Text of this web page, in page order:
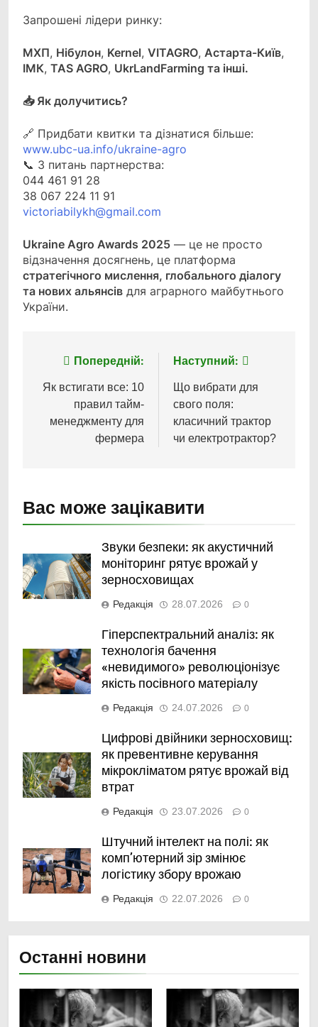
Запрошені лідери ринку:
МХП, Нібулон, Kernel, VITAGRO, Астарта-Київ,
ІМК, TAS AGRO, UkrLandFarming та інші.
📥 Як долучитись?
🔗 Придбати квитки та дізнатися більше:
www.ubc-ua.info/ukraine-agro
📞 З питань партнерства:
044 461 91 28
38 067 224 11 91
victoriabilykh@gmail.com
Ukraine Agro Awards 2025 — це не просто
відзначення досягнень, це платформа
стратегічного мислення, глобального діалогу
та нових альянсів для аграрного майбутнього
України.
Навігація
записів
Попередній:
Як встигати все: 10
правил тайм-
менеджменту для
фермера
Наступний:
Що вибрати для
свого поля:
класичний трактор
чи електротрактор?
Вас може зацікавити
Звуки безпеки: як акустичний
моніторинг рятує врожай у
зерносховищах
Редакція 28.07.2026 0
Гіперспектральний аналіз: як
технологія бачення
«невидимого» революціонізує
якість посівного матеріалу
Редакція 24.07.2026 0
Цифрові двійники зерносховищ:
як превентивне керування
мікрокліматом рятує врожай від
втрат
Редакція 23.07.2026 0
Штучний інтелект на полі: як
комп’ютерний зір змінює
логістику збору врожаю
Редакція 22.07.2026 0
Останні новини